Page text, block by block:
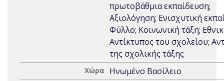
πρωτοβάθμια εκπαίδευση;
Αξιολόγηση; Ενισχυτική
Φύλλο; Κοινωνική τάξη;
Αντίκτυπος του σχολείου;
της σχολικής τάξης
Χώρα Ηνωμένο Βασίλειο